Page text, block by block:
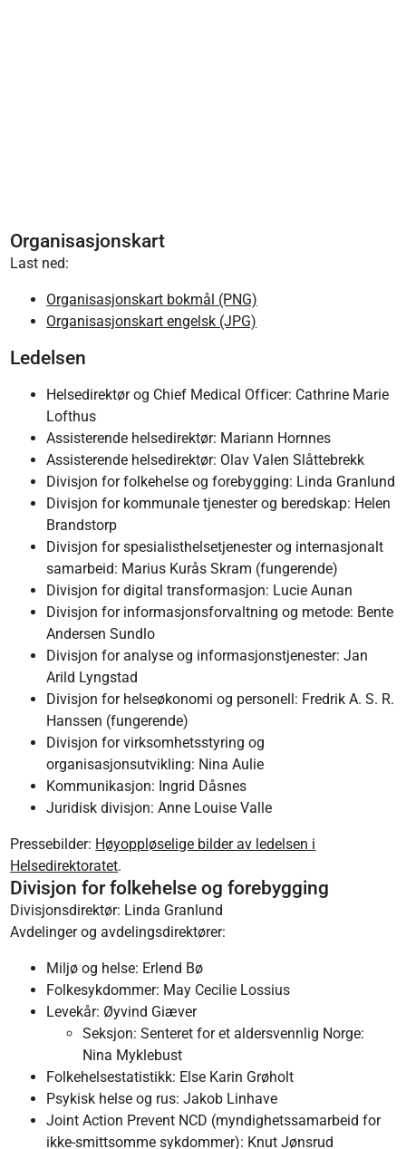
Organisasjonskart
Last ned:
Organisasjonskart bokmål (PNG)
Organisasjonskart engelsk (JPG)
Ledelsen
Helsedirektør og Chief Medical Officer: Cathrine Marie
Lofthus
Assisterende helsedirektør: Mariann Hornnes
Assisterende helsedirektør: Olav Valen Slåttebrekk
Divisjon for folkehelse og forebygging: Linda Granlund
Divisjon for kommunale tjenester og beredskap: Helen
Brandstorp
Divisjon for spesialisthelsetjenester og internasjonalt
samarbeid: Marius Kurås Skram (fungerende)
Divisjon for digital transformasjon: Lucie Aunan
Divisjon for informasjonsforvaltning og metode: Bente
Andersen Sundlo
Divisjon for analyse og informasjonstjenester: Jan
Arild Lyngstad
Divisjon for helseøkonomi og personell: Fredrik A. S. R.
Hanssen (fungerende)
Divisjon for virksomhetsstyring og
organisasjonsutvikling: Nina Aulie
Kommunikasjon: Ingrid Dåsnes
Juridisk divisjon: Anne Louise Valle
Pressebilder: Høyoppløselige bilder av ledelsen i
Helsedirektoratet.
Divisjon for folkehelse og forebygging
Divisjonsdirektør: Linda Granlund
Avdelinger og avdelingsdirektører:
Miljø og helse: Erlend Bø
Folkesykdommer: May Cecilie Lossius
Levekår: Øyvind Giæver
Seksjon: Senteret for et aldersvennlig Norge:
Nina Myklebust
Folkehelsestatistikk: Else Karin Grøholt
Psykisk helse og rus: Jakob Linhave
Joint Action Prevent NCD (myndighetssamarbeid for
ikke-smittsomme sykdommer): Knut Jønsrud